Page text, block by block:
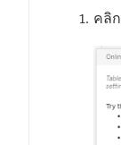
คลิก